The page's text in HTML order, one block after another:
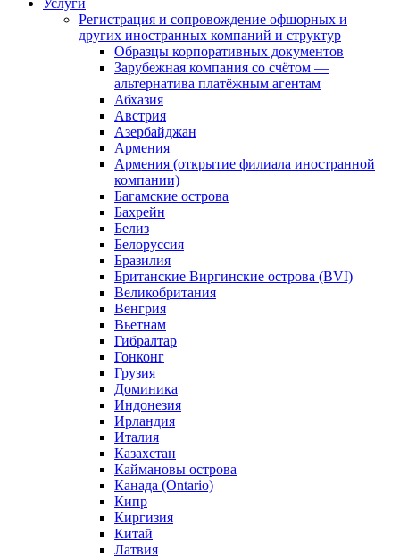
Услуги
Регистрация и сопровождение офшорных и
других иностранных компаний и структур
Образцы корпоративных документов
Зарубежная компания со счётом —
альтернатива платёжным агентам
Абхазия
Австрия
Азербайджан
Армения
Армения (открытие филиала иностранной
компании)
Багамские острова
Бахрейн
Белиз
Белоруссия
Бразилия
Британские Виргинские острова (BVI)
Великобритания
Венгрия
Вьетнам
Гибралтар
Гонконг
Грузия
Доминика
Индонезия
Ирландия
Италия
Казахстан
Каймановы острова
Канада (Ontario)
Кипр
Киргизия
Китай
Латвия